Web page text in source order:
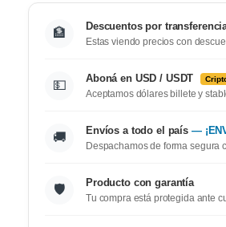
🏦 Descuentos por
Estas viendo precios con
💵 Aboná en USD / USDT
Aceptamos dólares billete y
🚚 Envíos a todo el país —
Despachamos de forma segura
🛡️ Producto con garantía
Tu compra está protegida ante